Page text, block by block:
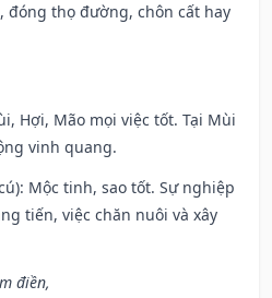
đóng thọ đường, chôn cất hay
Hợi, Mão mọi việc tốt. Tại Mùi
vinh quang.
Mộc tinh, sao tốt. Sự nghiệp
tiến, việc chăn nuôi và xây
điền,